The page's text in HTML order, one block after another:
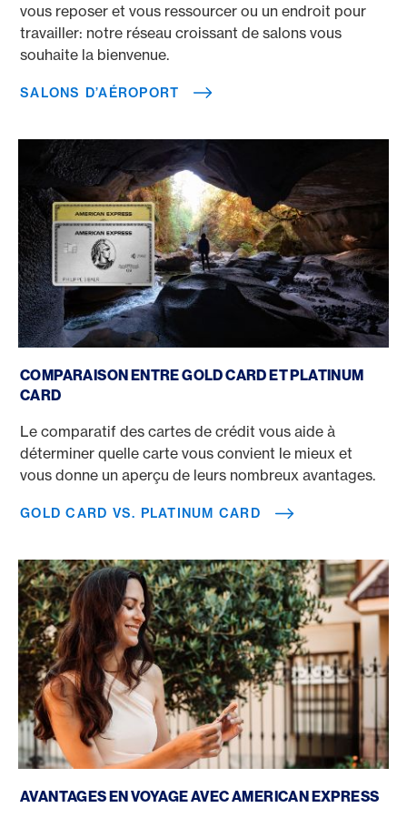
vous reposer et vous ressourcer ou un endroit pour
travailler: notre réseau croissant de salons vous
souhaite la bienvenue.
SALONS D’AÉROPORT
COMPARAISON ENTRE GOLD CARD ET PLATINUM
CARD
Le comparatif des cartes de crédit vous aide à
déterminer quelle carte vous convient le mieux et
vous donne un aperçu de leurs nombreux avantages.
GOLD CARD VS. PLATINUM CARD
AVANTAGES EN VOYAGE AVEC AMERICAN EXPRESS